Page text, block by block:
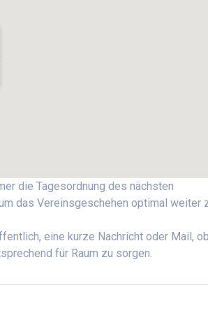
die Tagesordnung des nächsten
das Vereinsgeschehen optimal weiter
eine kurze Nachricht oder Mail,
für Raum zu sorgen.